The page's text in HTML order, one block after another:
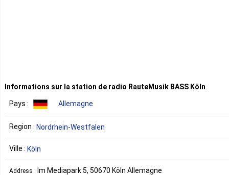
Informations sur la station de radio RauteMusik BASS Köln
Pays : Allemagne
Region : Nordrhein-Westfalen
Ville : Köln
Address : Im Mediapark 5, 50670 Köln Allemagne